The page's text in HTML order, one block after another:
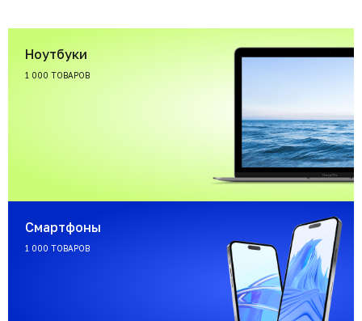
Ноутбуки
1 000 ТОВАРОВ
Смартфоны
1 000 ТОВАРОВ